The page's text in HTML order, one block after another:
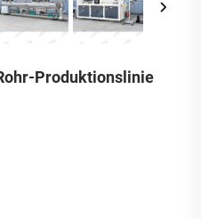
Produktionslinie